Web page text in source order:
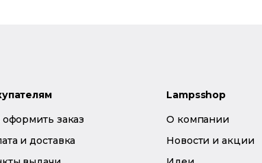
оформить заказ
и доставка
Lampsshop
О компании
Новости и акции